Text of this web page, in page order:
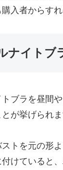
入者からす
ナイトブ
ブラを昼間
とが挙げられま
トを元の形
けていると